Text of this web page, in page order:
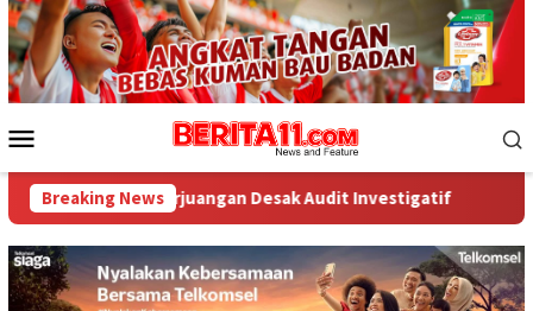
Loncat
ke
konten
Mobile
Breaking News
Desak Audit Investigatif WNA Asal Arab